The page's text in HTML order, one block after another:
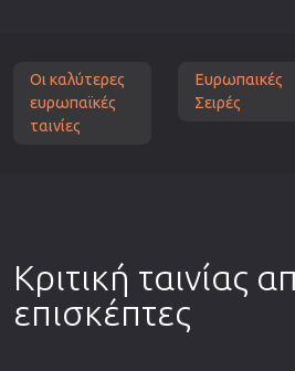
Οι καλύτερες
ευρωπαϊκές
ταινίες
Ευρωπαικές
Σειρές
Κριτική ταινίας
επισκέπτες